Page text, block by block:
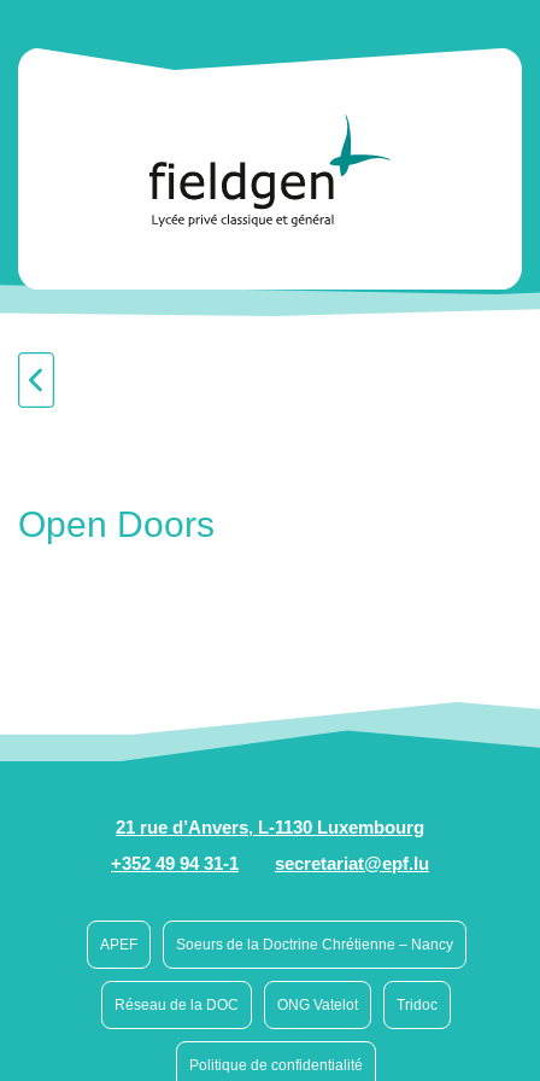
Open Doors
21 rue d’Anvers, L-1130 Luxembourg
+352 49 94 31-1
secretariat@epf.lu
APEF Soeurs de la Doctrine Chrétienne – Nancy
Réseau de la DOC ONG Vatelot Tridoc
Politique de confidentialité